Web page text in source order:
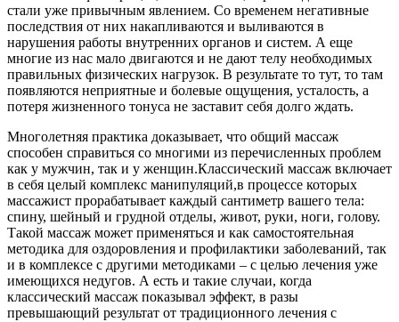
стали уже привычным явлением. Со временем негативные
последствия от них накапливаются и выливаются в
нарушения работы внутренних органов и систем. А еще
многие из нас мало двигаются и не дают телу необходимых
правильных физических нагрузок. В результате то тут, то там
появляются неприятные и болевые ощущения, усталость, а
потеря жизненного тонуса не заставит себя долго ждать.
Многолетняя практика доказывает, что общий массаж
способен справиться со многими из перечисленных проблем
как у мужчин, так и у женщин.Классический массаж включает
в себя целый комплекс манипуляций,в процессе которых
массажист прорабатывает каждый сантиметр вашего тела:
спину, шейный и грудной отделы, живот, руки, ноги, голову.
Такой массаж может применяться и как самостоятельная
методика для оздоровления и профилактики заболеваний, так
и в комплексе с другими методиками – с целью лечения уже
имеющихся недугов. А есть и такие случаи, когда
классический массаж показывал эффект, в разы
превышающий результат от традиционного лечения с